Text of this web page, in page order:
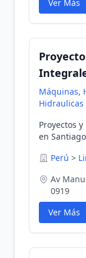
Ver Más
Máquinas,
Hidraulicas
Proyectos
en
Perú >
Av
0919
Ver Más